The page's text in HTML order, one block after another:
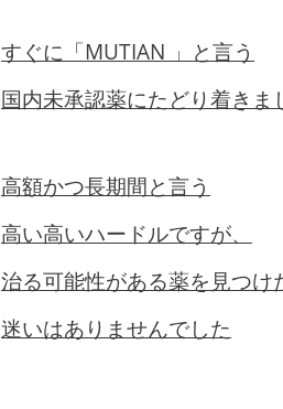
すぐに「MUTIAN 」 と言う
国内未承認薬にたどり着きま
高額かつ長期間と言う
高い高いハードルですが、
治る可能性がある薬を見つけ
迷いはありませんでした